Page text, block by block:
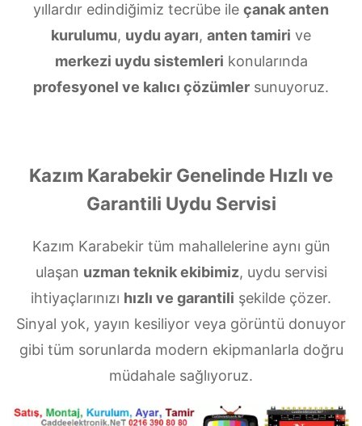
yıllardır edindiğimiz tecrübe ile çanak anten
kurulumu, uydu ayarı, anten tamiri ve
merkezi uydu sistemleri konularında
profesyonel ve kalıcı çözümler sunuyoruz.
Kazım Karabekir Genelinde Hızlı ve
Garantili Uydu Servisi
Kazım Karabekir tüm mahallelerine aynı gün
ulaşan uzman teknik ekibimiz, uydu servisi
ihtiyaçlarınızı hızlı ve garantili şekilde çözer.
Sinyal yok, yayın kesiliyor veya görüntü donuyor
gibi tüm sorunlarda modern ekipmanlarla doğru
müdahale sağlıyoruz.